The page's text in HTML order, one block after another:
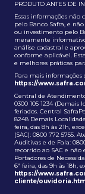
PRODUTO ANTES DE
Essas informações
pelo Banco Safra, e
ou investimento pelo
meramente
análise cadastral e
conforme aplicável.
e melhores práticas
Para mais informações
https://
Central de Atendimento
0300 105 1234 (Demais
feriados. Central
8248 Demais
feira, das 8h às 21h,
(SAC): 0800 772 5755.
Auditivas e de Fala:
recorrido ao SAC e não
Portadores de
6ª feira, das 9h às 18h,
https://
cliente/